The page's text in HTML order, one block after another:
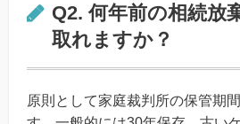
Q2. 何年前の相続放
取れますか？
原則として家庭裁判所の保管期